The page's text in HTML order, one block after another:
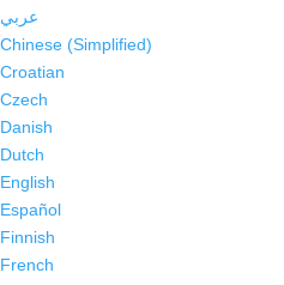
عربي
Chinese (Simplified)
Croatian
Czech
Danish
Dutch
English
Español
Finnish
French